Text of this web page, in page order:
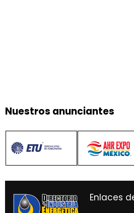
Nuestros anunciantes
Enlaces